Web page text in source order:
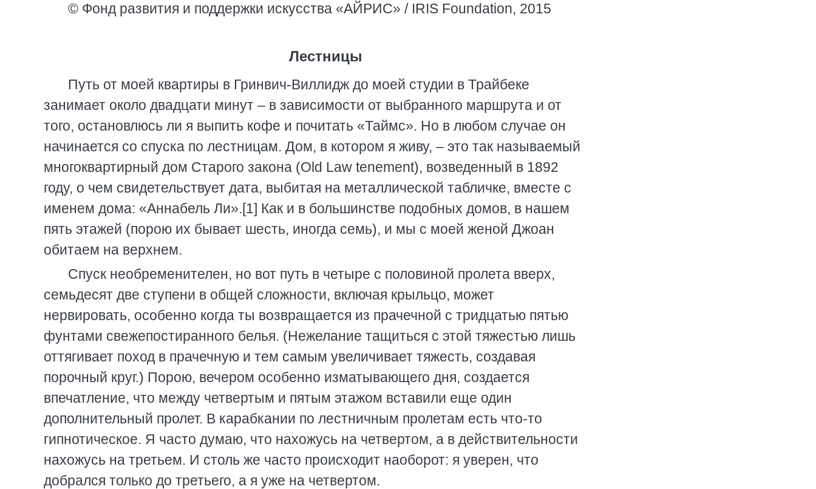
© Фонд развития и поддержки искусства «АЙРИС» / IRIS Foundation, 2015
Лестницы
Путь от моей квартиры в Гринвич-Виллидж до моей студии в Трайбеке
занимает около двадцати минут – в зависимости от выбранного маршрута и от
того, остановлюсь ли я выпить кофе и почитать «Таймс». Но в любом случае он
начинается со спуска по лестницам. Дом, в котором я живу, – это так называемый
многоквартирный дом Старого закона (Old Law tenement), возведенный в 1892
году, о чем свидетельствует дата, выбитая на металлической табличке, вместе с
именем дома: «Аннабель Ли».[1] Как и в большинстве подобных домов, в нашем
пять этажей (порою их бывает шесть, иногда семь), и мы с моей женой Джоан
обитаем на верхнем.
Спуск необременителен, но вот путь в четыре с половиной пролета вверх,
семьдесят две ступени в общей сложности, включая крыльцо, может
нервировать, особенно когда ты возвращается из прачечной с тридцатью пятью
фунтами свежепостиранного белья. (Нежелание тащиться с этой тяжестью лишь
оттягивает поход в прачечную и тем самым увеличивает тяжесть, создавая
порочный круг.) Порою, вечером особенно изматывающего дня, создается
впечатление, что между четвертым и пятым этажом вставили еще один
дополнительный пролет. В карабкании по лестничным пролетам есть что-то
гипнотическое. Я часто думаю, что нахожусь на четвертом, а в действительности
нахожусь на третьем. И столь же часто происходит наоборот: я уверен, что
добрался только до третьего, а я уже на четвертом.